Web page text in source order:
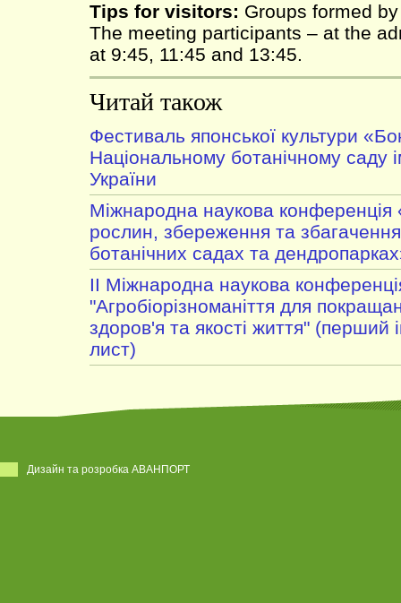
Tips for visitors: Groups formed
The meeting participants – at the
at 9:45, 11:45 and 13:45.
Читай також
Фестиваль японської культури
Національному ботанічному
України
Міжнародна наукова конференція
рослин, збереження та збагачення
ботанічних садах та
II Міжнародна наукова
"Агробіорізноманіття для
здоров'я та якості життя" (перший
лист)
Дизайн та розробка АВАНПОРТ